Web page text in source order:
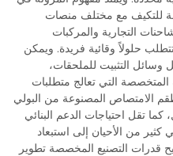
للتكيف مع مختلف منصات
التجارية والمركبات
حلولاً وقائية فريدة. ويمكن
التثبيت للملحقات،
المتخصصة التي تعالج متطلبات
الامتصاص المصنوعة من البولي
تقل احتياجات الدعم البنائي
كثير من الأحيان إلى استبعاد
قدرات التصنيع المخصصة تطوير